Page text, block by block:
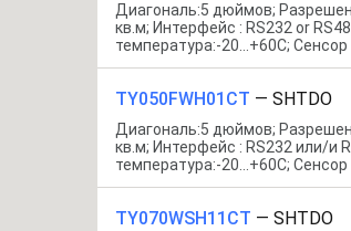
Диагональ:5 дюймов;
кв.м; Интерфейс : RS232 or
температура:-20…+60С;
TY050FWH01CT — SHTDO
Диагональ:5 дюймов;
кв.м; Интерфейс : RS232 или/и
температура:-20…+60С;
TY070WSH11CT — SHTDO